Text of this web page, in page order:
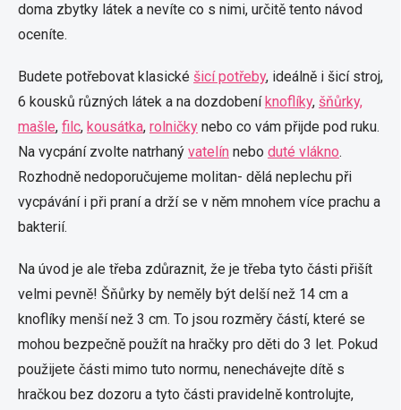
doma zbytky látek a nevíte co s nimi, určitě tento návod
oceníte.
Budete potřebovat klasické šicí potřeby, ideálně i šicí stroj,
6 kousků různých látek a na dozdobení knoflíky, šňůrky,
mašle, filc, kousátka, rolničky nebo co vám přijde pod ruku.
Na vycpání zvolte natrhaný vatelín nebo duté vlákno.
Rozhodně nedoporučujeme molitan- dělá neplechu při
vycpávání i při praní a drží se v něm mnohem více prachu a
bakterií.
Na úvod je ale třeba zdůraznit, že je třeba tyto části přišít
velmi pevně! Šňůrky by neměly být delší než 14 cm a
knoflíky menší než 3 cm. To jsou rozměry částí, které se
mohou bezpečně použít na hračky pro děti do 3 let. Pokud
použijete části mimo tuto normu, nenechávejte dítě s
hračkou bez dozoru a tyto části pravidelně kontrolujte,